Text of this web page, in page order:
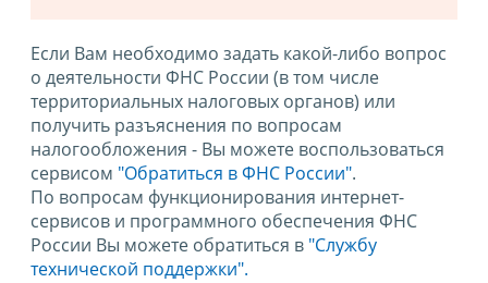
Если Вам необходимо задать какой-либо вопрос
о деятельности ФНС России (в том числе
территориальных налоговых органов) или
получить разъяснения по вопросам
налогообложения - Вы можете воспользоваться
сервисом "Обратиться в ФНС России".
По вопросам функционирования интернет-
сервисов и программного обеспечения ФНС
России Вы можете обратиться в "Службу
технической поддержки".